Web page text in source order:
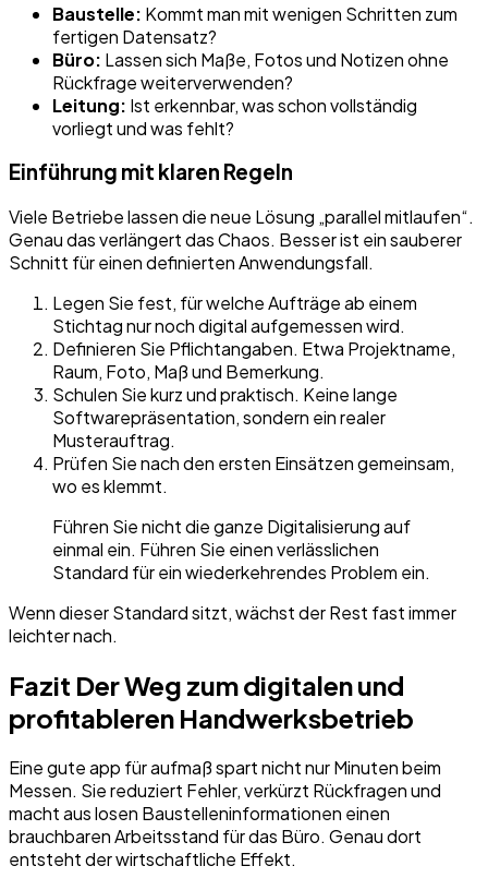
Baustelle: Kommt man mit wenigen Schritten zum
fertigen Datensatz?
Büro: Lassen sich Maße, Fotos und Notizen ohne
Rückfrage weiterverwenden?
Leitung: Ist erkennbar, was schon vollständig
vorliegt und was fehlt?
Einführung mit klaren Regeln
Viele Betriebe lassen die neue Lösung „parallel mitlaufen“.
Genau das verlängert das Chaos. Besser ist ein sauberer
Schnitt für einen definierten Anwendungsfall.
Legen Sie fest, für welche Aufträge ab einem
Stichtag nur noch digital aufgemessen wird.
Definieren Sie Pflichtangaben. Etwa Projektname,
Raum, Foto, Maß und Bemerkung.
Schulen Sie kurz und praktisch. Keine lange
Softwarepräsentation, sondern ein realer
Musterauftrag.
Prüfen Sie nach den ersten Einsätzen gemeinsam,
wo es klemmt.
Führen Sie nicht die ganze Digitalisierung auf
einmal ein. Führen Sie einen verlässlichen
Standard für ein wiederkehrendes Problem ein.
Wenn dieser Standard sitzt, wächst der Rest fast immer
leichter nach.
Fazit Der Weg zum digitalen und
profitableren Handwerksbetrieb
Eine gute app für aufmaß spart nicht nur Minuten beim
Messen. Sie reduziert Fehler, verkürzt Rückfragen und
macht aus losen Baustelleninformationen einen
brauchbaren Arbeitsstand für das Büro. Genau dort
entsteht der wirtschaftliche Effekt.